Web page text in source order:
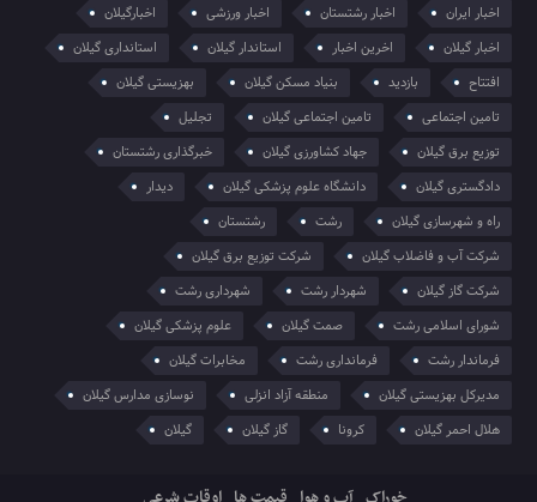
اخبار ایران
اخبار رشتستان اخبار ورزشی
اخبارگیلان
اخبار گیلان
اخرین اخبار استاندار گیلان
استانداری گیلان
افتتاح
بازدید بنیاد مسکن گیلان
بهزیستی گیلان
تامین اجتماعی
تامین اجتماعی گیلان
تجلیل
توزیع برق گیلان
جهاد کشاورزی گیلان
خبرگذاری رشتستان
دادگستری گیلان
دانشگاه علوم پزشکی گیلان
دیدار
راه و شهرسازی گیلان
رشت
رشتستان
شرکت آب و فاضلاب گیلان
شرکت توزیع برق گیلان
شرکت گاز گیلان
شهردار رشت
شهرداری رشت
شورای اسلامی رشت
صمت گیلان
علوم پزشکی گیلان
فرماندار رشت
فرمانداری رشت
مخابرات گیلان
مدیرکل بهزیستی گیلان
منطقه آزاد انزلی
نوسازی مدارس گیلان
هلال احمر گیلان
کرونا گاز گیلان گیلان